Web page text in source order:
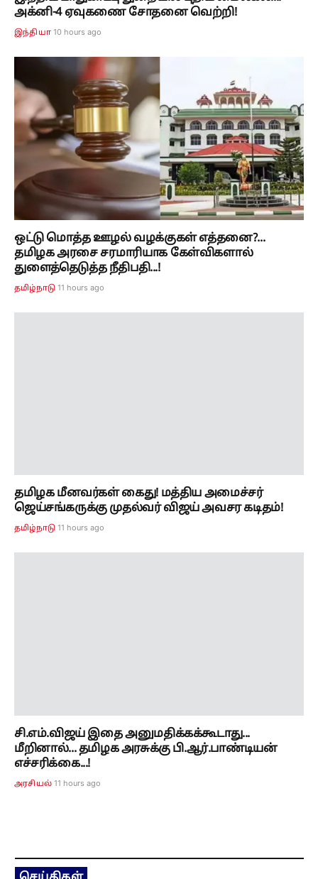
ஒட்டு மொத்த ஊழல் வழக்குகள் எத்தனை?...
தமிழக அரசை சரமாரியாக கேள்விகளால்
துளைத்தெடுத்த நீதிபதி...!
11 hours ago
செய்திகள்